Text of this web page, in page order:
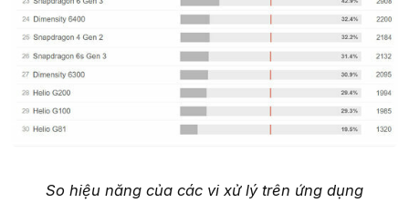
So hiệu năng của các vi xử lý trên ứng dụng